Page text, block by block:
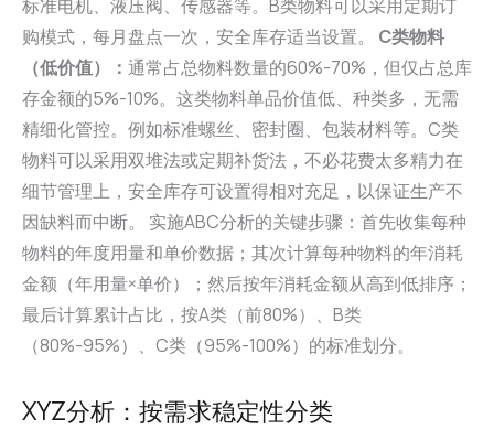
标准电机、液压阀、传感器等。B类物料可以采用定期订
购模式，每月盘点一次，安全库存适当设置。 C类物料
（低价值）： 通常占总物料数量的60%-70%，但仅占总库
存金额的5%-10%。这类物料单品价值低、种类多，无需
精细化管控。例如标准螺丝、密封圈、包装材料等。C类
物料可以采用双堆法或定期补货法，不必花费太多精力在
细节管理上，安全库存可设置得相对充足，以保证生产不
因缺料而中断。 实施ABC分析的关键步骤：首先收集每种
物料的年度用量和单价数据；其次计算每种物料的年消耗
金额（年用量×单价）；然后按年消耗金额从高到低排序；
最后计算累计占比，按A类（前80%）、B类
（80%-95%）、C类（95%-100%）的标准划分。
XYZ分析：按需求稳定性分类